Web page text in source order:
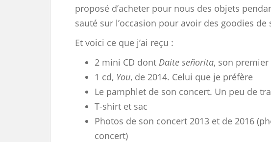
proposé d’acheter pour nous des objets
sauté sur l’occasion pour avoir des goodies de
Et voici ce que j’ai reçu :
2 mini CD dont Daite señorita, son
1 cd, You, de 2014. Celui que je préfère
Le pamphlet de son concert. Un peu de
T-shirt et sac
Photos de son concert 2013 et de 2016
concert)